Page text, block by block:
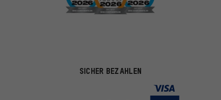
SICHER BEZAHLEN